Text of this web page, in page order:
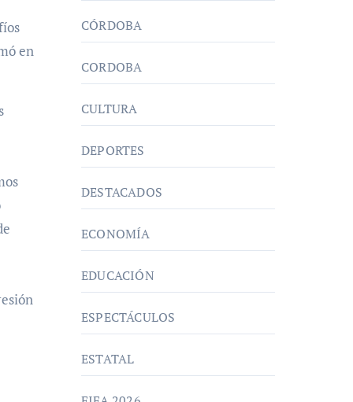
en
CÓRDOBA
CORDOBA
CULTURA
DEPORTES
DESTACADOS
ECONOMÍA
EDUCACIÓN
ESPECTÁCULOS
ESTATAL